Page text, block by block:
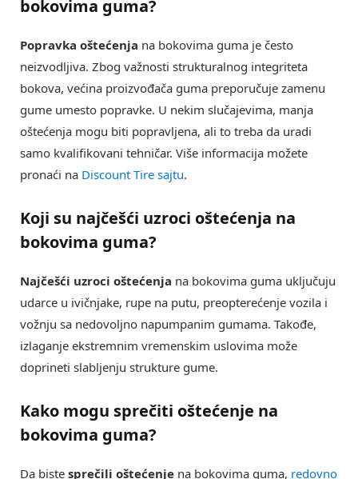
bokovima guma?
Popravka oštećenja na bokovima guma je često
neizvodljiva. Zbog važnosti strukturalnog integriteta
bokova, većina proizvođača guma preporučuje zamenu
gume umesto popravke. U nekim slučajevima, manja
oštećenja mogu biti popravljena, ali to treba da uradi
samo kvalifikovani tehničar. Više informacija možete
pronaći na Discount Tire sajtu.
Koji su najčešći uzroci oštećenja na
bokovima guma?
Najčešći uzroci oštećenja na bokovima guma uključuju
udarce u ivičnjake, rupe na putu, preopterećenje vozila i
vožnju sa nedovoljno napumpanim gumama. Takođe,
izlaganje ekstremnim vremenskim uslovima može
doprineti slabljenju strukture gume.
Kako mogu sprečiti oštećenje na
bokovima guma?
Da biste sprečili oštećenje na bokovima guma, redovno